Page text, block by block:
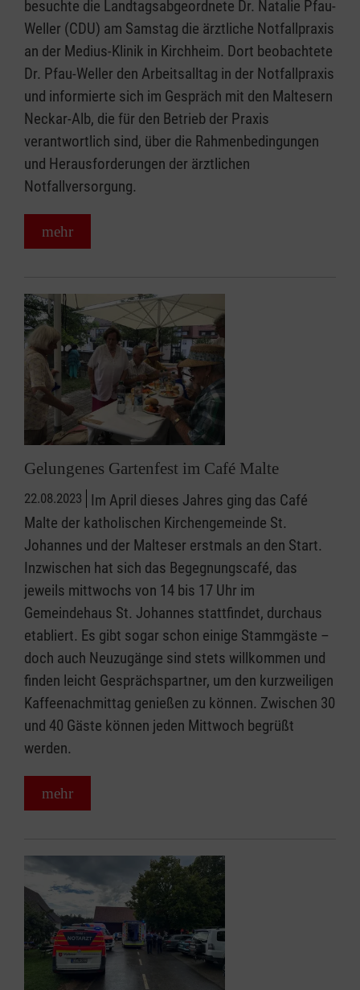
besuchte die Landtagsabgeordnete Dr. Natalie Pfau-
Weller (CDU) am Samstag die ärztliche Notfallpraxis
an der Medius-Klinik in Kirchheim. Dort beobachtete
Dr. Pfau-Weller den Arbeitsalltag in der Notfallpraxis
und informierte sich im Gespräch mit den Maltesern
Neckar-Alb, die für den Betrieb der Praxis
verantwortlich sind, über die Rahmenbedingungen
und Herausforderungen der ärztlichen
Notfallversorgung.
mehr
Gelungenes Gartenfest im Café Malte
22.08.2023
Im April dieses Jahres ging das Café
Malte der katholischen Kirchengemeinde St.
Johannes und der Malteser erstmals an den Start.
Inzwischen hat sich das Begegnungscafé, das
jeweils mittwochs von 14 bis 17 Uhr im
Gemeindehaus St. Johannes stattfindet, durchaus
etabliert. Es gibt sogar schon einige Stammgäste –
doch auch Neuzugänge sind stets willkommen und
finden leicht Gesprächspartner, um den kurzweiligen
Kaffeenachmittag genießen zu können. Zwischen 30
und 40 Gäste können jeden Mittwoch begrüßt
werden.
mehr